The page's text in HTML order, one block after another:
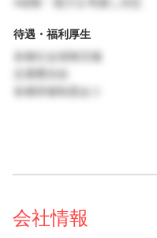
待遇・福利厚生
各種社会保険完備
交通費支給
各種研修制度あり
会社情報